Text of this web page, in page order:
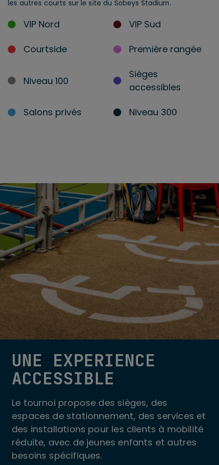
les autres courts sur le site du Sobeys Stadium.
VIP Nord VIP Sud
Courtside Première rangée
Niveau 100
Sièges
accessibles
Salons privés Niveau 300
UNE EXPERIENCE
ACCESSIBLE
Le tournoi propose des sièges, des
espaces de stationnement, des services et
des installations pour les clients à mobilité
réduite, avec de jeunes enfants et autres
besoins spécifiques.